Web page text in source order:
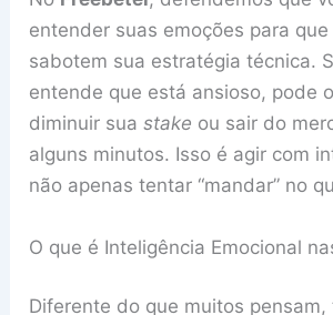
entender suas emoções para
sabotem sua estratégia técnica.
entende que está ansioso, pode
diminuir suastake ou sair do
alguns minutos. Isso é agir com
não apenas tentar “mandar” no
O que é Inteligência Emocional
Diferente do que muitos